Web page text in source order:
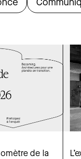
de la